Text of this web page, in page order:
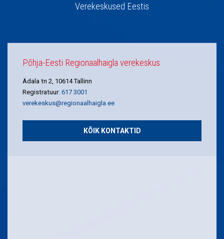
Verekeskused Eestis
Põhja-Eesti Regionaalhaigla verekeskus
Ädala tn 2, 10614 Tallinn
Registratuur: 617 3001
verekeskus@regionaalhaigla.ee
KÕIK KONTAKTID